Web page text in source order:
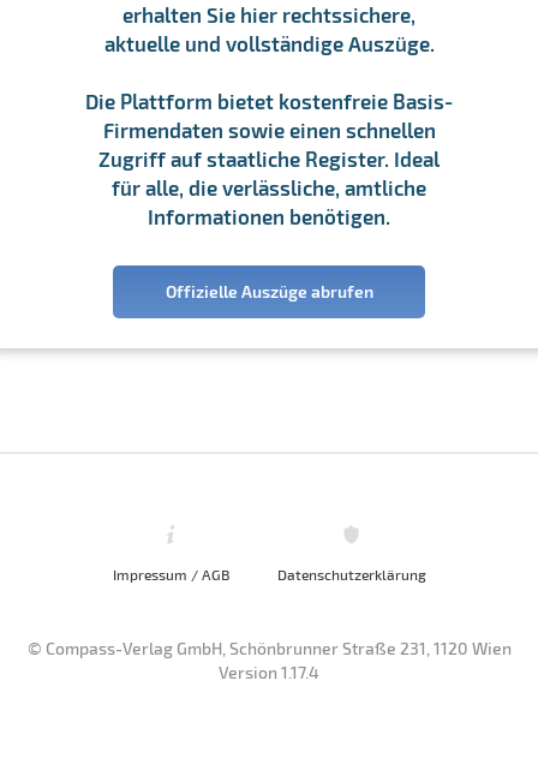
erhalten Sie hier rechtssichere,
aktuelle und vollständige Auszüge.
Die Plattform bietet kostenfreie Basis-
Firmendaten sowie einen schnellen
Zugriff auf staatliche Register. Ideal
für alle, die verlässliche, amtliche
Informationen benötigen.
Offizielle Auszüge abrufen
Impressum / AGB Datenschutzerklärung
© Compass-Verlag GmbH, Schönbrunner Straße 231, 1120 Wien
Version 1.17.4